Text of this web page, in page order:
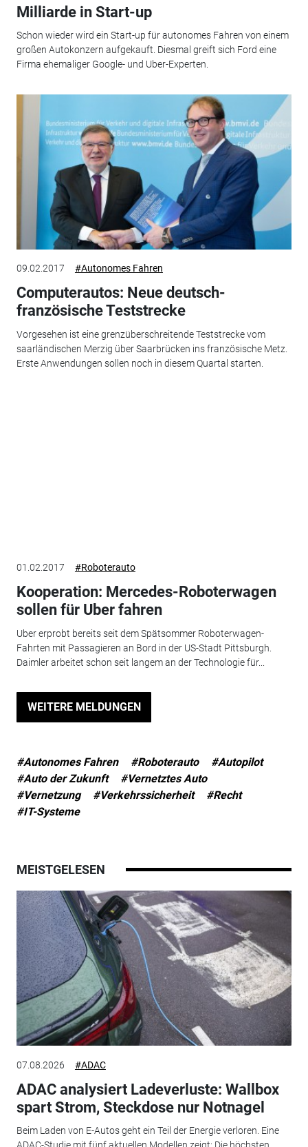
Milliarde in Start-up
Schon wieder wird ein Start-up für autonomes Fahren von einem
großen Autokonzern aufgekauft. Diesmal greift sich Ford eine
Firma ehemaliger Google- und Uber-Experten.
09.02.2017 #Autonomes Fahren
Computerautos: Neue deutsch-
französische Teststrecke
Vorgesehen ist eine grenzüberschreitende Teststrecke vom
saarländischen Merzig über Saarbrücken ins französische Metz.
Erste Anwendungen sollen noch in diesem Quartal starten.
01.02.2017 #Roboterauto
Kooperation: Mercedes-Roboterwagen
sollen für Uber fahren
Uber erprobt bereits seit dem Spätsommer Roboterwagen-
Fahrten mit Passagieren an Bord in der US-Stadt Pittsburgh.
Daimler arbeitet schon seit langem an der Technologie für...
WEITERE MELDUNGEN
#Autonomes Fahren #Roboterauto
#Autopilot
#Auto der Zukunft
#Vernetztes Auto
#Vernetzung
#Verkehrssicherheit
#Recht
#IT-Systeme
MEISTGELESEN
07.08.2026 #ADAC
ADAC analysiert Ladeverluste: Wallbox
spart Strom, Steckdose nur Notnagel
Beim Laden von E-Autos geht ein Teil der Energie verloren. Eine